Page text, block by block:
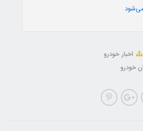
می‌شود
اخبار خودرو
خودرو